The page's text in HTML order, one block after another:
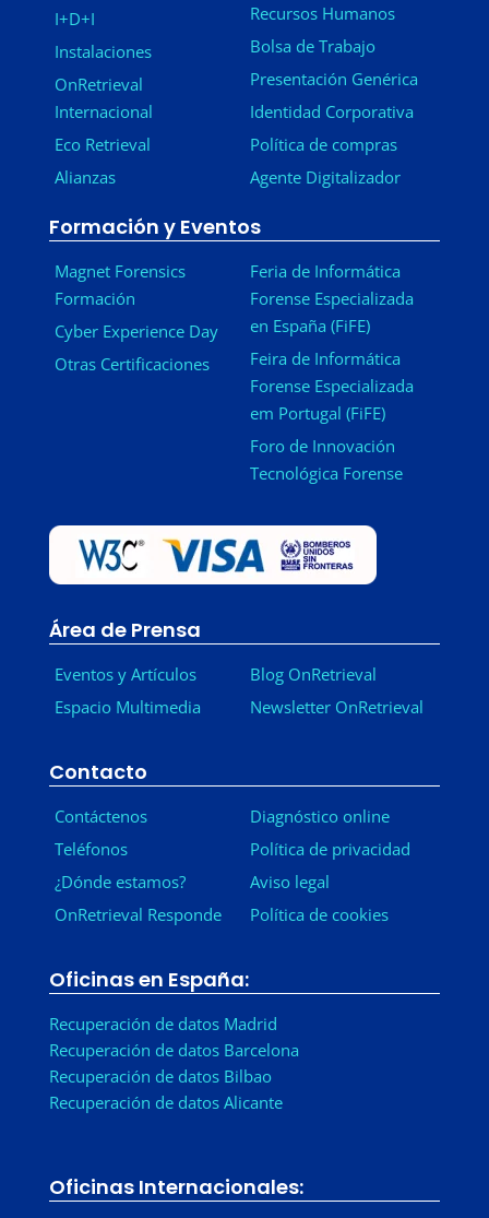
I+D+I
Instalaciones
OnRetrieval
Internacional
Eco Retrieval
Alianzas
Recursos Humanos
Bolsa de Trabajo
Presentación Genérica
Identidad Corporativa
Política de compras
Agente Digitalizador
Formación y Eventos
Magnet Forensics
Formación
Cyber Experience Day
Otras Certificaciones
Feria de Informática
Forense Especializada
en España (FiFE)
Feira de Informática
Forense Especializada
em Portugal (FiFE)
Foro de Innovación
Tecnológica Forense
Área de Prensa
Eventos y Artículos
Espacio Multimedia
Blog OnRetrieval
Newsletter OnRetrieval
Contacto
Contáctenos
Teléfonos
¿Dónde estamos?
OnRetrieval Responde
Diagnóstico online
Política de privacidad
Aviso legal
Política de cookies
Oficinas en España:
Recuperación de datos Madrid
Recuperación de datos Barcelona
Recuperación de datos Bilbao
Recuperación de datos Alicante
Oficinas Internacionales: